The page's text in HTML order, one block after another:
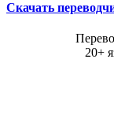
Скачать
20+